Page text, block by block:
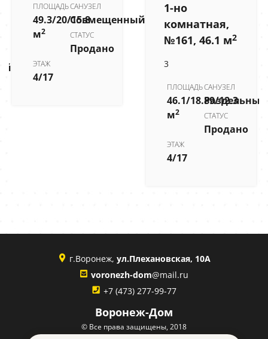
ПЛОЩАДЬ
49.3/20/15.8
м2
САНУЗЕЛ
Совмещенный
СТАТУС
Продано
ЭТАЖ
4/17
1-но
комнатная,
№161, 46.1 м2
3
ПЛОЩАДЬ
46.1/18.89/12.3
м2
САНУЗЕЛ
Раздельный
СТАТУС
Продано
ЭТАЖ
4/17
г.Воронеж, ул.Плехановская, 10А
voronezh-dom@mail.ru
+7 (473) 277-99-77
Воронеж-Дом
© Все права защищены, 2018